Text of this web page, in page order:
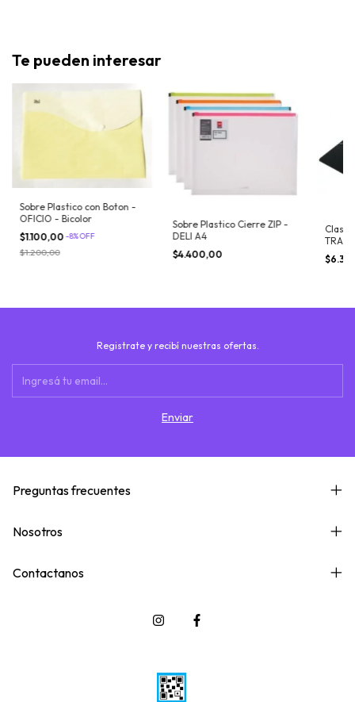
Te pueden interesar
Sobre Plastico con Boton -
OFICIO - Bicolor
$1.100,00 -8%OFF
$1.200,00
Sobre Plastico Cierre ZIP -
DELI A4
$4.400,00
Registrate y recibí nuestras ofertas.
Preguntas frecuentes
Nosotros
Contactanos